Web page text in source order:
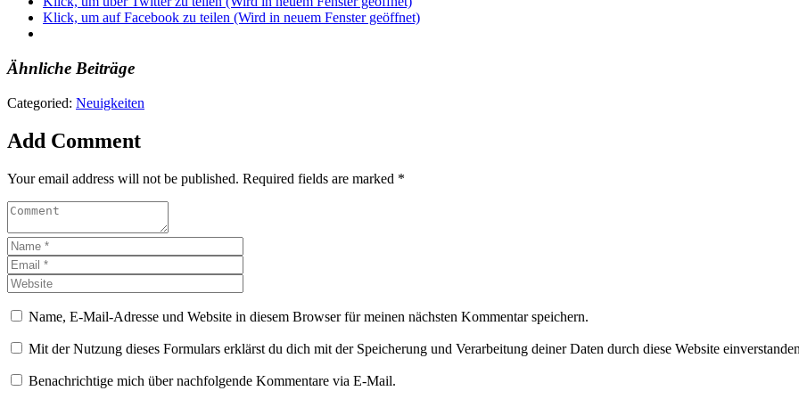
Klick, um auf Facebook zu teilen (Wird in neuem Fenster geöffnet)
Ähnliche Beiträge
Categoried: Neuigkeiten
Add Comment
Your email address will not be published. Required fields are marked *
Name, E-Mail-Adresse und Website in diesem Browser für meinen nächsten Kommentar speichern.
Mit der Nutzung dieses Formulars erklärst du dich mit der Speicherung und Verarbeitung deiner Daten durch diese Website
Benachrichtige mich über nachfolgende Kommentare via E-Mail.